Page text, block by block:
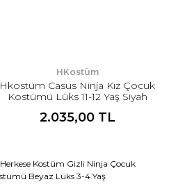
HKostüm
Hkostüm Casus Ninja Kız Çocuk
Kostümü Lüks 11-12 Yaş Siyah
2.035,00 TL